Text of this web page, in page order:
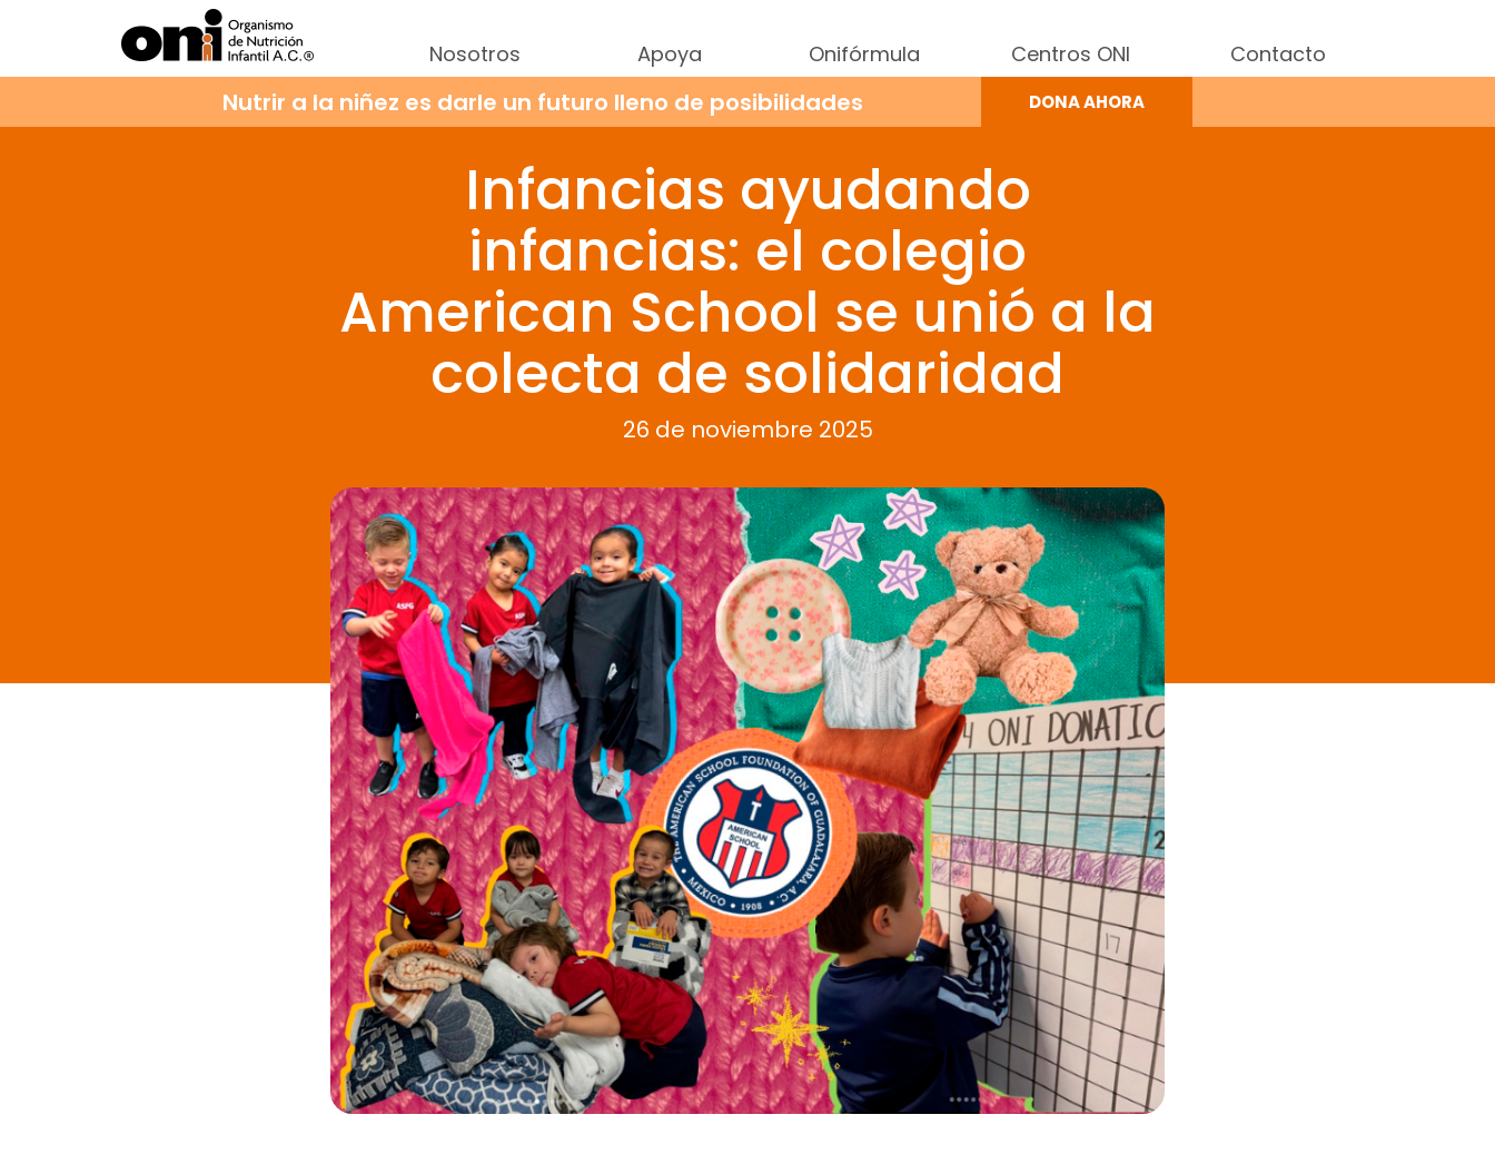
Nosotros Apoya Onifórmula Centros ONI Contacto
Nutrir a la niñez es darle un futuro lleno de posibilidades DONA AHORA
Voy a garantizar la nutrición de niñas y niños:
Anualmente Una vez
$300 MXN Para asegurar durante 15 DÍAS alimentación nutritiva y educación nutricional de un infante.
Para asegurar duranteUN MES alimentación nutritiva y educación nutricional de un infante.
Tu donación salva de la desnutrición a las niñas y niños de México.
Pago con tarjeta crédito/débito:
Formas de pago:
Transferencia o depósito bancario
Infancias ayudando
infancias: el colegio
American School se unió a la
colecta de solidaridad
26 de noviembre 2025